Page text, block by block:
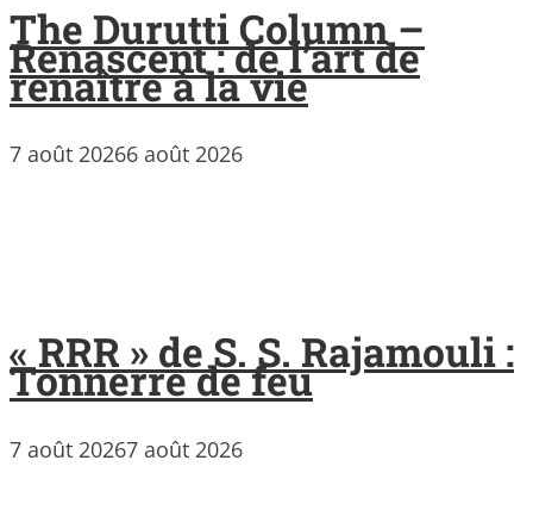
The Durutti Column –
Renascent : de l’art de
renaître à la vie
7 août 20266 août 2026
« RRR » de S. S. Rajamouli :
Tonnerre de feu
7 août 20267 août 2026